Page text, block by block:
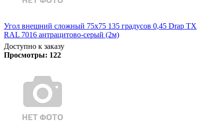
Угол внешний сложный 75х75 135 градусов 0,45 Drap TX
RAL 7016 антрацитово-серый (2м)
Доступно к заказу
Просмотры: 122